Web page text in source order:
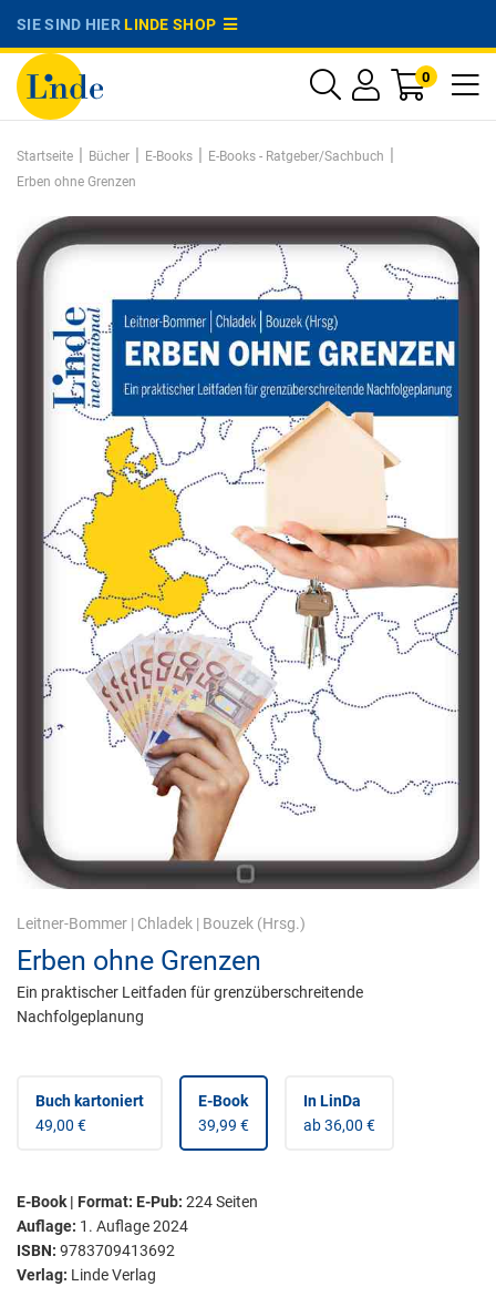
SIE SIND HIERLINDE SHOP
0
Startseite | Bücher | E-Books | E-Books - Ratgeber/Sachbuch |
Erben ohne Grenzen
Leitner-Bommer | Chladek | Bouzek (Hrsg.)
Erben ohne Grenzen
Ein praktischer Leitfaden für grenzüberschreitende
Nachfolgeplanung
Buch kartoniert
49,00 €
E-Book
39,99 €
In LinDa
ab 36,00 €
E-Book | Format: E-Pub: 224Seiten
Auflage: 1. Auflage 2024
ISBN: 9783709413692
Verlag: Linde Verlag